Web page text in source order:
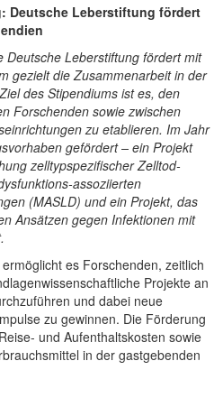
Deutsche Leberstiftung fördert
Deutsche Leberstiftung fördert mit
gezielt die Zusammenarbeit in der
des Stipendiums ist es, den
Forschenden sowie zwischen
zu etablieren. Im Jahr
gefördert – ein Projekt
zelltypspezifischer Zelltod-
assoziierten
(MASLD) und ein Projekt, das
Ansätzen gegen Infektionen mit
es Forschenden, zeitlich
Projekte an
und dabei neue
zu gewinnen. Die Förderung
und Aufenthaltskosten sowie
in der gastgebenden